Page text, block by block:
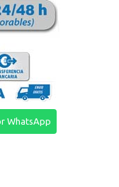
WhatsApp